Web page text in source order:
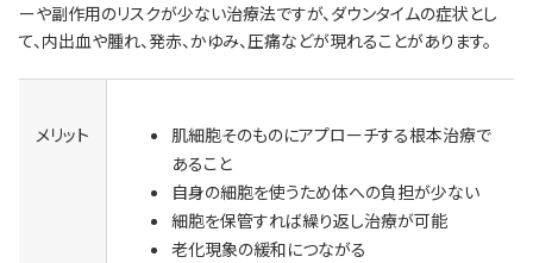
ーや副作用のリスクが少ない治療法ですが、ダウンタイムの症状とし
て、内出血や腫れ、発赤、かゆみ、圧痛などが現れることがあります。
メリット
肌細胞そのものにアプローチする根本治療で
あること
自身の細胞を使うため体への負担が少ない
細胞を保管すれば繰り返し治療が可能
老化現象の緩和につながる